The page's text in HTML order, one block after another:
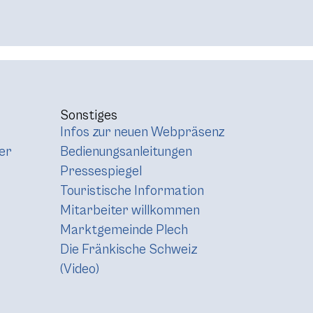
Sonstiges
Infos zur neuen Webpräsenz
Bedienungsanleitungen
Pressespiegel
Touristische Information
Mitarbeiter willkommen
Marktgemeinde Plech
Die Fränkische Schweiz
(Video)